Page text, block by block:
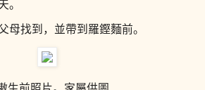
。
母找到，並帶到羅鏗麵前。